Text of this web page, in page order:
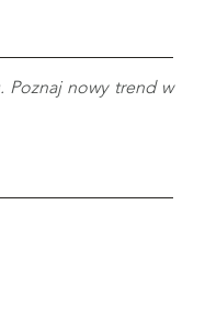
Poznaj nowy trend w